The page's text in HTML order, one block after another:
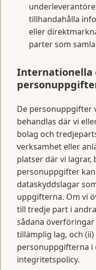
tillhandahålla
eller
parter som
Internationella
De personuppgifter
behandlas där vi
bolag och
verksamhet eller
platser där vi
personuppgifter
dataskyddslagar
uppgifterna. Om vi
till tredje part i
sådana
tillämplig lag, och
personuppgifterna i
integritetspolicy.